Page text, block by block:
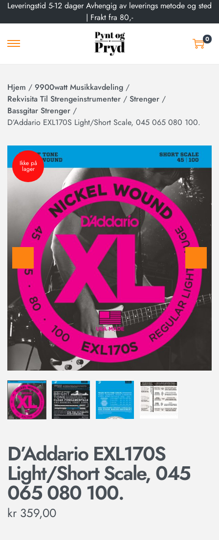
Leveringstid 5-12 dager Avhengig av leverings metode og sted
| Frakt fra 80,-
0
Hjem / 9900watt Musikkavdeling /
Rekvisita Til Strengeinstrumenter / Strenger /
Bassgitar Strenger /
D’Addario EXL170S Light/Short Scale, 045 065 080 100.
Ikke på
lager
D’Addario EXL170S
Light/Short Scale, 045
065 080 100.
kr 359,00